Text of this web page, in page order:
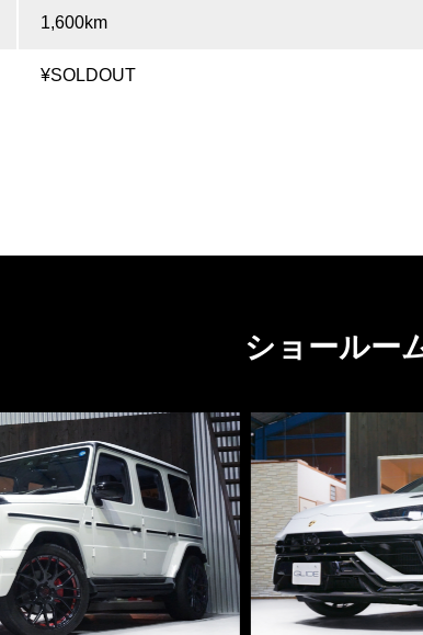
1,600km
¥SOLDOUT
ショールー